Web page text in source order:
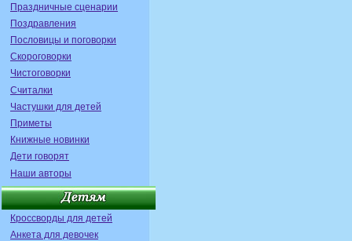
Праздничные сценарии
Поздравления
Пословицы и поговорки
Скороговорки
Чистоговорки
Считалки
Частушки для детей
Приметы
Книжные новинки
Дети говорят
Наши авторы
Кроссворды для детей
Анкета для девочек